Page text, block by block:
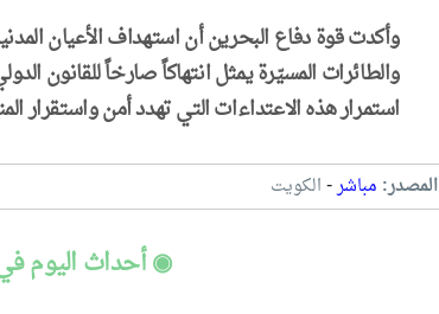
وأكدت قوة دفاع البحرين أن استهداف الأعيان
والطائرات المسيّرة يمثل انتهاكاً صارخاً للقانون
استمرار هذه الاعتداءات التي تهدد أمن واستقرار
المصدر: مباشر-الكويت
◉ أحداث اليوم